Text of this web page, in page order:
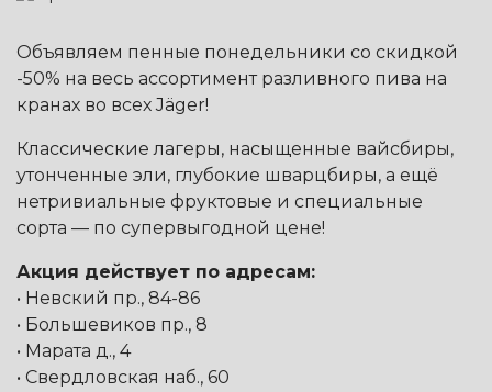
Объявляем пенные понедельники со скидкой
-50% на весь ассортимент разливного пива на
кранах во всех Jäger!
Классические лагеры, насыщенные вайсбиры,
утонченные эли, глубокие шварцбиры, а ещё
нетривиальные фруктовые и специальные
сорта — по супервыгодной цене!
Акция действует по адресам:
• Невский пр., 84-86
• Большевиков пр., 8
• Марата д., 4
• Свердловская наб., 60